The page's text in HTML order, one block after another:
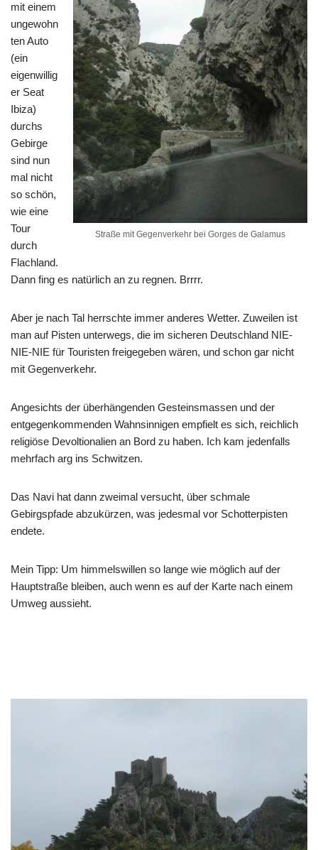
Straße mit Gegenverkehr bei Gorges de Galamus
mit einem
ungewohn
ten Auto
(ein
eigenwillig
er Seat
Ibiza)
durchs
Gebirge
sind nun
mal nicht
so schön,
wie eine
Tour
durch
Flachland.
Dann fing es natürlich an zu regnen. Brrrr.
Aber je nach Tal herrschte immer anderes Wetter. Zuweilen ist
man auf Pisten unterwegs, die im sicheren Deutschland NIE-
NIE-NIE für Touristen freigegeben wären, und schon gar nicht
mit Gegenverkehr.
Angesichts der überhängenden Gesteinsmassen und der
entgegenkommenden Wahnsinnigen empfielt es sich, reichlich
religiöse Devoltionalien an Bord zu haben. Ich kam jedenfalls
mehrfach arg ins Schwitzen.
Das Navi hat dann zweimal versucht, über schmale
Gebirgspfade abzukürzen, was jedesmal vor Schotterpisten
endete.
Mein Tipp: Um himmelswillen so lange wie möglich auf der
Hauptstraße bleiben, auch wenn es auf der Karte nach einem
Umweg aussieht.